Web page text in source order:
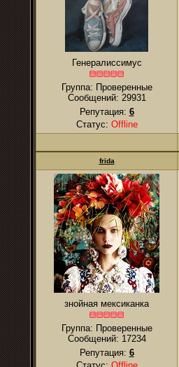
Генералиссимус
Группа: Проверенные
Сообщений: 29931
Репутация: 6
Статус: Offline
frida
знойная мексиканка
Группа: Проверенные
Сообщений: 17234
Репутация: 6